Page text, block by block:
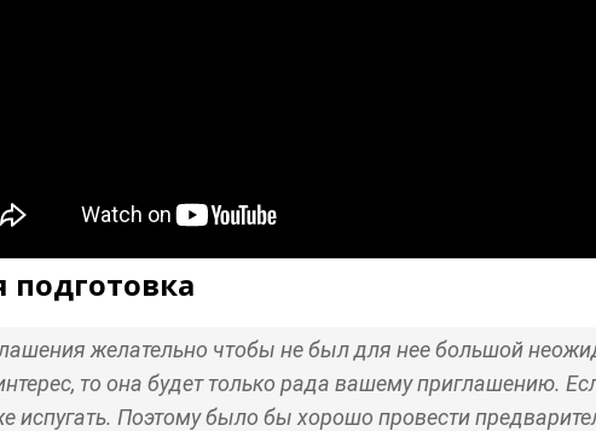
подготовка
желательно чтобы не был для нее большой
то она будет только рада вашему приглашению.
испугать. Поэтому было бы хорошо провести